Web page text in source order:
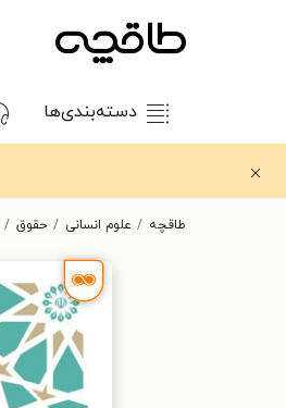
دسته‌بندی‌ها
طاقچه علوم انسانی حقوق